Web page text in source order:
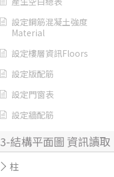
設定鋼筋混凝土強度
Material
設定樓層資訊Floors
設定版配筋
設定門窗表
設定牆配筋
3-結構平面圖 資訊讀取
柱